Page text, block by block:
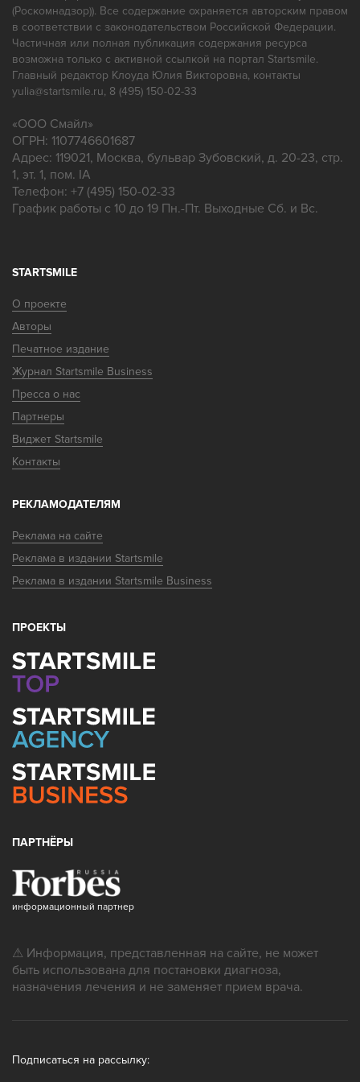
(Роскомнадзор)). Все содержание охраняется авторским правом
в соответствии с законодательством Российской Федерации.
Частичная или полная публикация содержания ресурса
возможна только с активной ссылкой на портал Startsmile.
Главный редактор Клоуда Юлия Викторовна, контакты
yulia@startsmile.ru, 8 (495) 150-02-33
«ООО Смайл»
ОГРН: 1107746601687
Адрес: 119021, Москва, бульвар Зубовский, д. 20-23, стр.
1, эт. 1, пом. IA
Телефон: +7 (495) 150-02-33
График работы с 10 до 19 Пн.-Пт. Выходные Сб. и Вс.
STARTSMILE
О проекте
Авторы
Печатное издание
Журнал Startsmile Business
Пресса о нас
Партнеры
Виджет Startsmile
Контакты
РЕКЛАМОДАТЕЛЯМ
Реклама на сайте
Реклама в издании Startsmile
Реклама в издании Startsmile Business
ПРОЕКТЫ
ПАРТНЁРЫ
информационный партнер
⚠ Информация, представленная на сайте, не может
быть использована для постановки диагноза,
назначения лечения и не заменяет прием врача.
Подписаться на рассылку: